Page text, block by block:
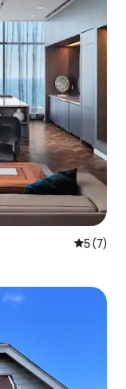
5 (7)